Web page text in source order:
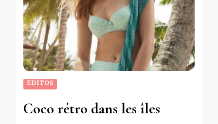
EDITOS
Coco rétro dans les îles